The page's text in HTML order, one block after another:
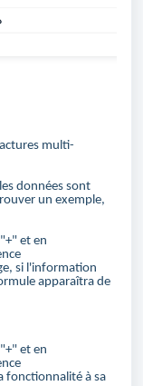
multi-
données sont
un exemple,
et en
si l'information
apparaîtra de
et en
fonctionnalité à sa